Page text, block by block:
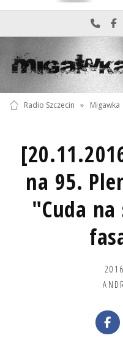
Radio Szczecin » Migawka
na 95.
"Cuda na